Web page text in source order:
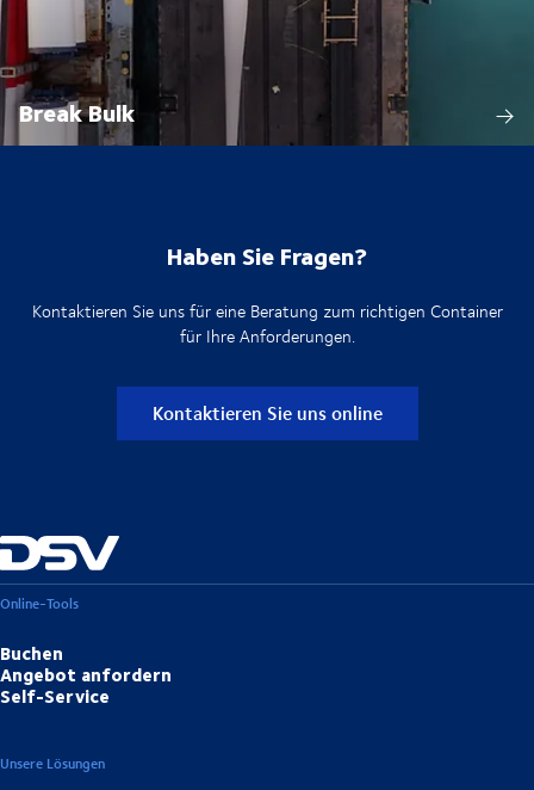
Break Bulk
Haben Sie Fragen?
Kontaktieren Sie uns für eine Beratung zum richtigen Container
für Ihre Anforderungen.
Kontaktieren Sie uns online
Online-Tools
Buchen
Angebot anfordern
Self-Service
Unsere Lösungen